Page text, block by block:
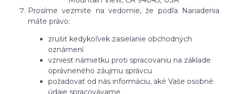
Prosíme vezmite na vedomie, že podľa Nariadenia
máte právo:
zrušiť kedykoľvek zasielanie obchodných
oznámení
vzniesť námietku proti spracovaniu na základe
oprávneného záujmu správcu
požadovať od nás informáciu, aké Vaše osobné
údaje spracovávame